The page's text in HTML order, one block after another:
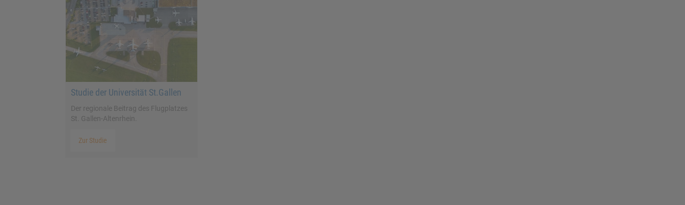
Studie der Universität St.Gallen
Der regionale Beitrag des Flugplatzes
St. Gallen-Altenrhein.
Zur Studie